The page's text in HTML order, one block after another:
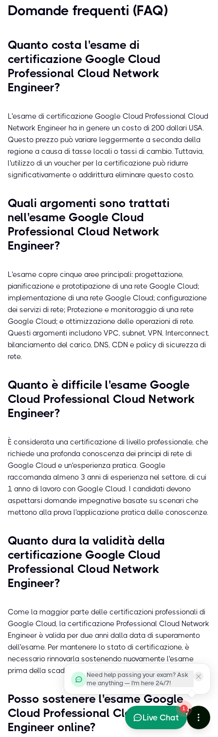
Domande frequenti (FAQ)
Quanto costa l'esame di
certificazione Google Cloud
Professional Cloud Network
Engineer?
L'esame di certificazione Google Cloud Professional Cloud
Network Engineer ha in genere un costo di 200 dollari USA.
Questo prezzo può variare leggermente a seconda della
regione a causa di tasse locali o tassi di cambio. Tuttavia,
l'utilizzo di un voucher per la certificazione può ridurre
significativamente o addirittura eliminare questo costo.
Quali argomenti sono trattati
nell'esame Google Cloud
Professional Cloud Network
Engineer?
L'esame copre cinque aree principali: progettazione,
pianificazione e prototipazione di una rete Google Cloud;
implementazione di una rete Google Cloud; configurazione
dei servizi di rete; Protezione e monitoraggio di una rete
Google Cloud; e ottimizzazione delle operazioni di rete.
Questi argomenti includono VPC, subnet, VPN, Interconnect,
bilanciamento del carico, DNS, CDN e policy di sicurezza di
rete.
Quanto è difficile l'esame Google
Cloud Professional Cloud Network
Engineer?
È considerata una certificazione di livello professionale, che
richiede una profonda conoscenza dei principi di rete di
Google Cloud e un'esperienza pratica. Google
raccomanda almeno 3 anni di esperienza nel settore, di cui
1 anno di lavoro con Google Cloud. I candidati devono
aspettarsi domande impegnative basate su scenari che
mettono alla prova l'applicazione pratica delle conoscenze.
Quanto dura la validità della
certificazione Google Cloud
Professional Cloud Network
Engineer?
Come la maggior parte delle certificazioni professionali di
Google Cloud, la certificazione Professional Cloud Network
Engineer è valida per due anni dalla data di superamento
dell'esame. Per mantenere lo stato di certificazione, è
necessario rinnovarla sostenendo nuovamente l'esame
prima della scadenza.
Posso sostenere l'esame Google
Cloud Professional Cloud Network
Engineer online?
Need help passing your exam? Ask
me anything — I'm here 24/7!
1
Live Chat